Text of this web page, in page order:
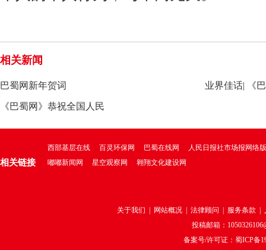
相关新闻
巴蜀网新年贺词 业界佳话| 《
《巴蜀网》恭祝全国人民
相关链接
西部基层在线 百灵环保网 巴蜀在线网
人民日报社市场报网络版
嘟嘟新闻网
星空观察网 翱翔文化建设网
关于我们 网站概况 法律顾问 服务条款
投稿邮箱：
备案号/许可证：蜀ICP备